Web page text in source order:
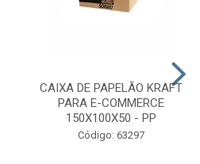
CAIXA DE PAPELÃO KRAFT
PARA E-COMMERCE
150X100X50 - PP
Código: 63297